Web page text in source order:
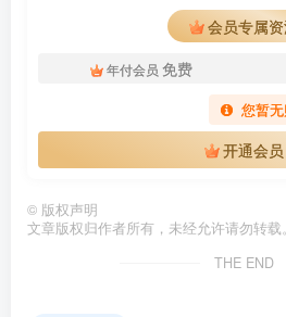
会员专属
年付会员 免费
您暂
开通会员
© 版权声明
文章版权归作者所有，未经允许请勿转载。
THE END